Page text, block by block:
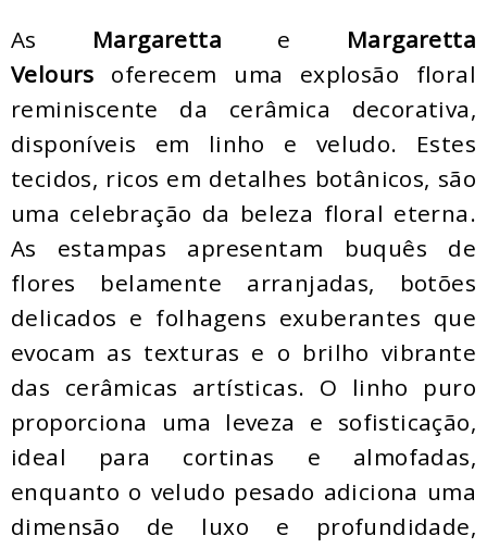
As Margaretta e Margaretta
Velours oferecem uma explosão floral
reminiscente da cerâmica decorativa,
disponíveis em linho e veludo. Estes
tecidos, ricos em detalhes botânicos, são
uma celebração da beleza floral eterna.
As estampas apresentam buquês de
flores belamente arranjadas, botões
delicados e folhagens exuberantes que
evocam as texturas e o brilho vibrante
das cerâmicas artísticas. O linho puro
proporciona uma leveza e sofisticação,
ideal para cortinas e almofadas,
enquanto o veludo pesado adiciona uma
dimensão de luxo e profundidade,